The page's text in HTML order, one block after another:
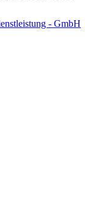
- GmbH